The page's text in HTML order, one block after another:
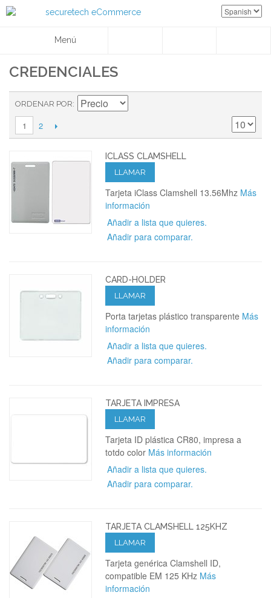
Menú
CREDENCIALES
ORDENAR POR
1 2
ICLASS CLAMSHELL
LLAMAR
Tarjeta iClass Clamshell 13.56Mhz Más
información
Añadir a lista que quieres.
Añadir para comparar.
CARD-HOLDER
LLAMAR
Porta tarjetas plástico transparente Más
información
Añadir a lista que quieres.
Añadir para comparar.
TARJETA IMPRESA
LLAMAR
Tarjeta ID plástica CR80, impresa a
totdo color Más información
Añadir a lista que quieres.
Añadir para comparar.
TARJETA CLAMSHELL 125KHZ
LLAMAR
Tarjeta genérica Clamshell ID,
compatible EM 125 KHz Más
información